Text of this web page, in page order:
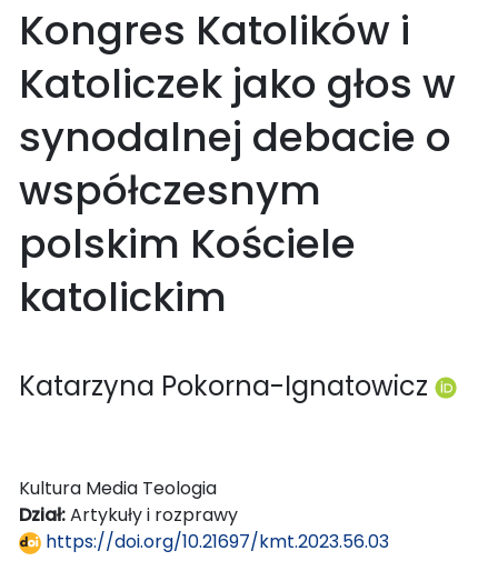
Kongres Katolików i
Katoliczek jako głos w
synodalnej debacie o
współczesnym
polskim Kościele
katolickim
Katarzyna Pokorna-Ignatowicz
Kultura Media Teologia
Dział:Artykuły i rozprawy
https://doi.org/10.21697/kmt.2023.56.03